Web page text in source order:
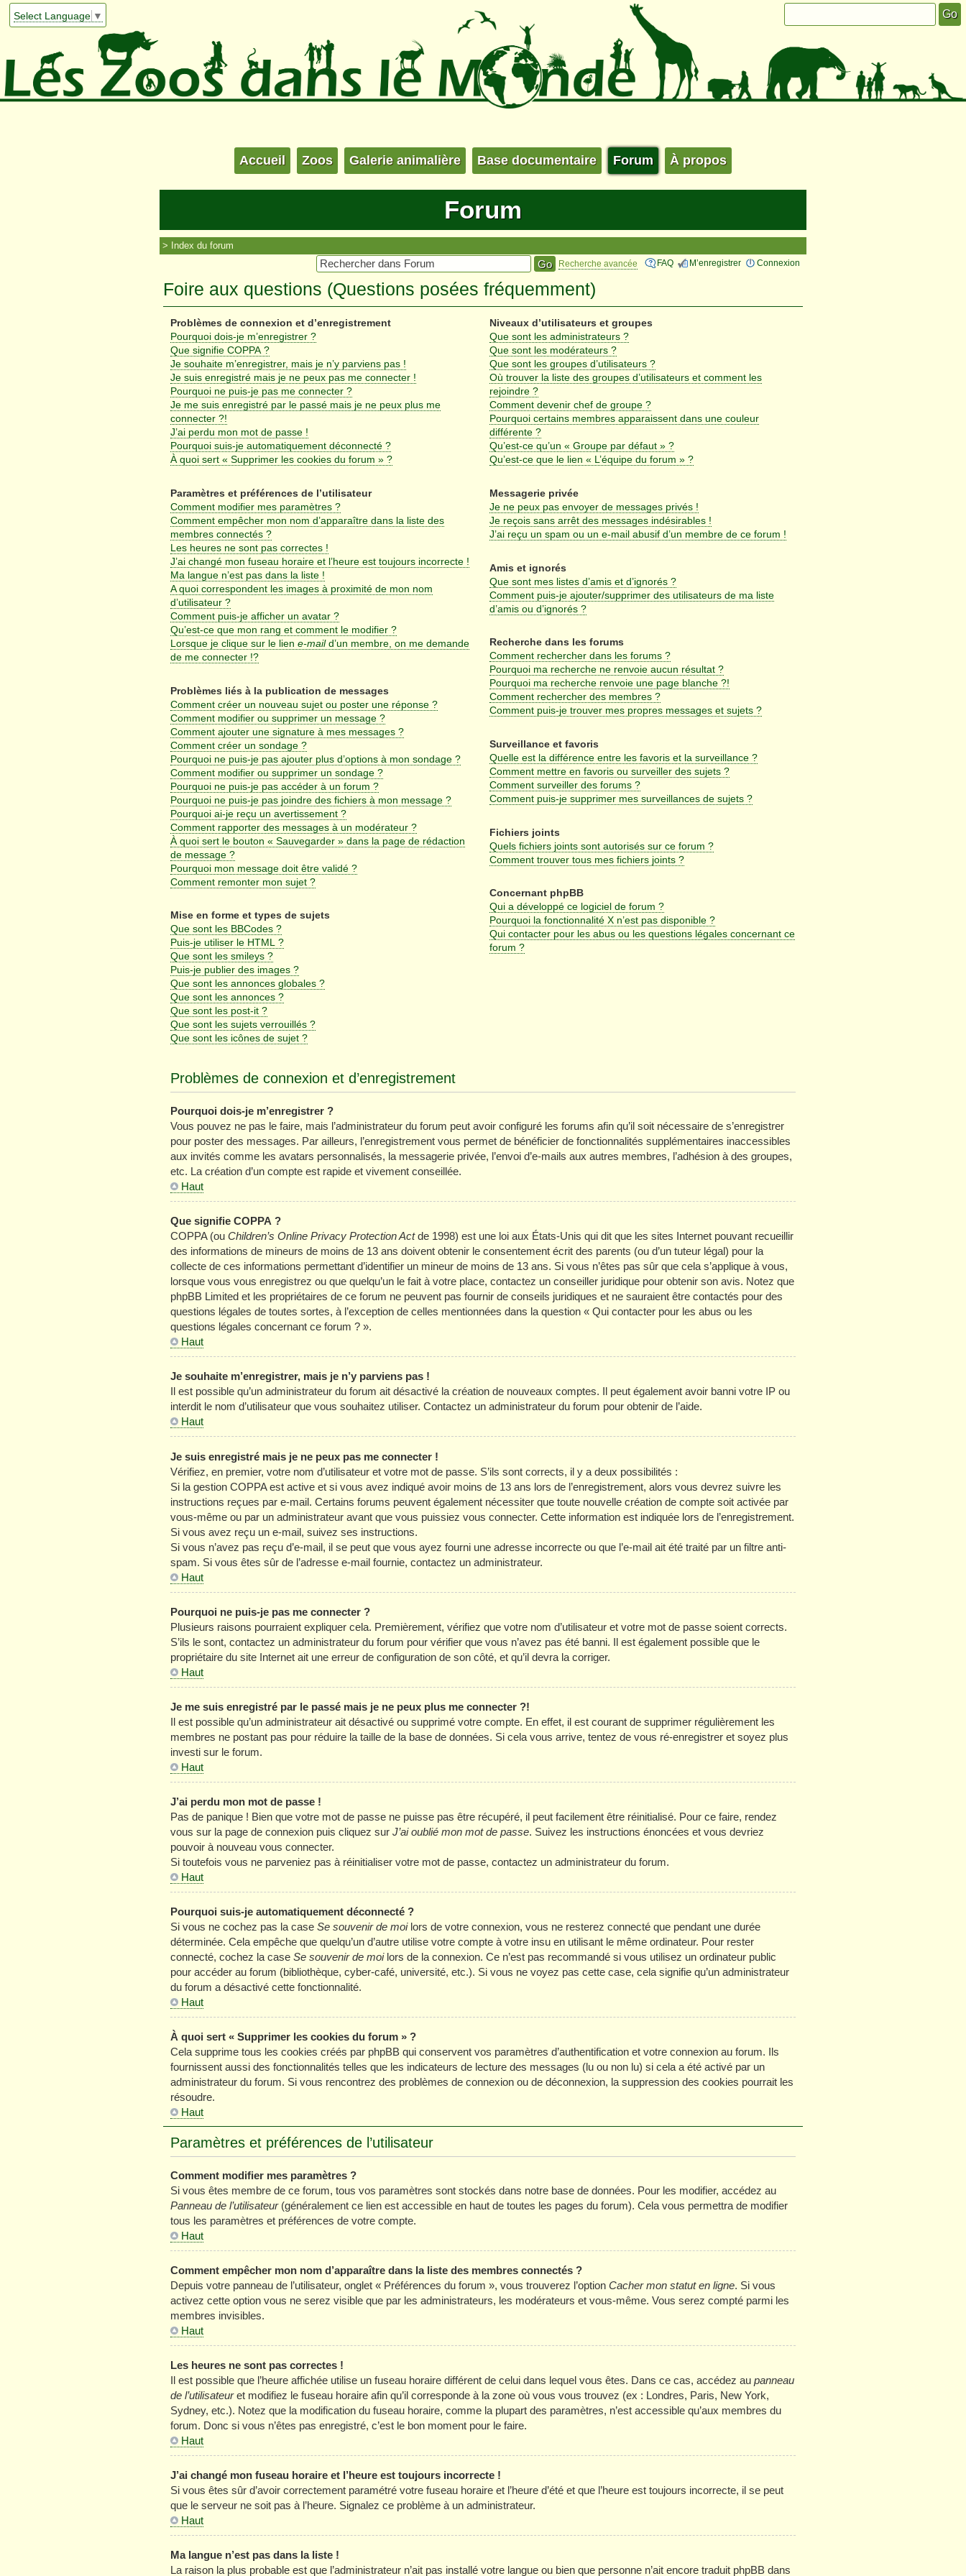
Select Language ▼
Accueil Zoos Galerie animalière Base documentaire Forum À propos
Forum
Index du forum
FAQ M’enregistrer Connexion
Recherche avancée
Foire aux questions (Questions posées fréquemment)
Problèmes de connexion et d’enregistrement
Pourquoi dois-je m’enregistrer ?
Que signifie COPPA ?
Je souhaite m’enregistrer, mais je n’y parviens pas !
Je suis enregistré mais je ne peux pas me connecter !
Pourquoi ne puis-je pas me connecter ?
Je me suis enregistré par le passé mais je ne peux plus me
connecter ?!
J’ai perdu mon mot de passe !
Pourquoi suis-je automatiquement déconnecté ?
À quoi sert « Supprimer les cookies du forum » ?
Paramètres et préférences de l’utilisateur
Comment modifier mes paramètres ?
Comment empêcher mon nom d’apparaître dans la liste des
membres connectés ?
Les heures ne sont pas correctes !
J’ai changé mon fuseau horaire et l’heure est toujours incorrecte !
Ma langue n’est pas dans la liste !
A quoi correspondent les images à proximité de mon nom
d’utilisateur ?
Comment puis-je afficher un avatar ?
Qu’est-ce que mon rang et comment le modifier ?
Lorsque je clique sur le lien e-maild’un membre, on me demande
de me connecter !?
Problèmes liés à la publication de messages
Comment créer un nouveau sujet ou poster une réponse ?
Comment modifier ou supprimer un message ?
Comment ajouter une signature à mes messages ?
Comment créer un sondage ?
Pourquoi ne puis-je pas ajouter plus d’options à mon sondage ?
Comment modifier ou supprimer un sondage ?
Pourquoi ne puis-je pas accéder à un forum ?
Pourquoi ne puis-je pas joindre des fichiers à mon message ?
Pourquoi ai-je reçu un avertissement ?
Comment rapporter des messages à un modérateur ?
À quoi sert le bouton « Sauvegarder » dans la page de rédaction
de message ?
Pourquoi mon message doit être validé ?
Comment remonter mon sujet ?
Mise en forme et types de sujets
Que sont les BBCodes ?
Puis-je utiliser le HTML ?
Que sont les smileys ?
Puis-je publier des images ?
Que sont les annonces globales ?
Que sont les annonces ?
Que sont les post-it ?
Que sont les sujets verrouillés ?
Que sont les icônes de sujet ?
Niveaux d’utilisateurs et groupes
Que sont les administrateurs ?
Que sont les modérateurs ?
Que sont les groupes d’utilisateurs ?
Où trouver la liste des groupes d’utilisateurs et comment les
rejoindre ?
Comment devenir chef de groupe ?
Pourquoi certains membres apparaissent dans une couleur
différente ?
Qu’est-ce qu’un « Groupe par défaut » ?
Qu’est-ce que le lien « L’équipe du forum » ?
Messagerie privée
Je ne peux pas envoyer de messages privés !
Je reçois sans arrêt des messages indésirables !
J’ai reçu un spam ou un e-mail abusif d’un membre de ce forum !
Amis et ignorés
Que sont mes listes d’amis et d’ignorés ?
Comment puis-je ajouter/supprimer des utilisateurs de ma liste
d’amis ou d’ignorés ?
Recherche dans les forums
Comment rechercher dans les forums ?
Pourquoi ma recherche ne renvoie aucun résultat ?
Pourquoi ma recherche renvoie une page blanche ?!
Comment rechercher des membres ?
Comment puis-je trouver mes propres messages et sujets ?
Surveillance et favoris
Quelle est la différence entre les favoris et la surveillance ?
Comment mettre en favoris ou surveiller des sujets ?
Comment surveiller des forums ?
Comment puis-je supprimer mes surveillances de sujets ?
Fichiers joints
Quels fichiers joints sont autorisés sur ce forum ?
Comment trouver tous mes fichiers joints ?
Concernant phpBB
Qui a développé ce logiciel de forum ?
Pourquoi la fonctionnalité X n’est pas disponible ?
Qui contacter pour les abus ou les questions légales concernant ce
forum ?
Problèmes de connexion et d’enregistrement
Pourquoi dois-je m’enregistrer ?
Vous pouvez ne pas le faire, mais l’administrateur du forum peut avoir configuré les forums afin qu’il soit nécessaire de s’enregistrer
pour poster des messages. Par ailleurs, l’enregistrement vous permet de bénéficier de fonctionnalités supplémentaires inaccessibles
aux invités comme les avatars personnalisés, la messagerie privée, l’envoi d’e-mails aux autres membres, l’adhésion à des groupes,
etc. La création d’un compte est rapide et vivement conseillée.
Haut
Que signifie COPPA ?
COPPA (ou Children’s Online Privacy Protection Actde 1998) est une loi aux États-Unis qui dit que les sites Internet pouvant recueillir
des informations de mineurs de moins de 13 ans doivent obtenir le consentement écrit des parents (ou d’un tuteur légal) pour la
collecte de ces informations permettant d’identifier un mineur de moins de 13 ans. Si vous n’êtes pas sûr que cela s’applique à vous,
lorsque vous vous enregistrez ou que quelqu’un le fait à votre place, contactez un conseiller juridique pour obtenir son avis. Notez que
phpBB Limited et les propriétaires de ce forum ne peuvent pas fournir de conseils juridiques et ne sauraient être contactés pour des
questions légales de toutes sortes, à l’exception de celles mentionnées dans la question « Qui contacter pour les abus ou les
questions légales concernant ce forum ? ».
Haut
Je souhaite m’enregistrer, mais je n’y parviens pas !
Il est possible qu’un administrateur du forum ait désactivé la création de nouveaux comptes. Il peut également avoir banni votre IP ou
interdit le nom d’utilisateur que vous souhaitez utiliser. Contactez un administrateur du forum pour obtenir de l’aide.
Haut
Je suis enregistré mais je ne peux pas me connecter !
Vérifiez, en premier, votre nom d’utilisateur et votre mot de passe. S’ils sont corrects, il y a deux possibilités :
Si la gestion COPPA est active et si vous avez indiqué avoir moins de 13 ans lors de l’enregistrement, alors vous devrez suivre les
instructions reçues par e-mail. Certains forums peuvent également nécessiter que toute nouvelle création de compte soit activée par
vous-même ou par un administrateur avant que vous puissiez vous connecter. Cette information est indiquée lors de l’enregistrement.
Si vous avez reçu un e-mail, suivez ses instructions.
Si vous n’avez pas reçu d’e-mail, il se peut que vous ayez fourni une adresse incorrecte ou que l’e-mail ait été traité par un filtre anti-
spam. Si vous êtes sûr de l’adresse e-mail fournie, contactez un administrateur.
Haut
Pourquoi ne puis-je pas me connecter ?
Plusieurs raisons pourraient expliquer cela. Premièrement, vérifiez que votre nom d’utilisateur et votre mot de passe soient corrects.
S’ils le sont, contactez un administrateur du forum pour vérifier que vous n’avez pas été banni. Il est également possible que le
propriétaire du site Internet ait une erreur de configuration de son côté, et qu’il devra la corriger.
Haut
Je me suis enregistré par le passé mais je ne peux plus me connecter ?!
Il est possible qu’un administrateur ait désactivé ou supprimé votre compte. En effet, il est courant de supprimer régulièrement les
membres ne postant pas pour réduire la taille de la base de données. Si cela vous arrive, tentez de vous ré-enregistrer et soyez plus
investi sur le forum.
Haut
J’ai perdu mon mot de passe !
Pas de panique ! Bien que votre mot de passe ne puisse pas être récupéré, il peut facilement être réinitialisé. Pour ce faire, rendez
vous sur la page de connexion puis cliquez sur J’ai oublié mon mot de passe. Suivez les instructions énoncées et vous devriez
pouvoir à nouveau vous connecter.
Si toutefois vous ne parveniez pas à réinitialiser votre mot de passe, contactez un administrateur du forum.
Haut
Pourquoi suis-je automatiquement déconnecté ?
Si vous ne cochez pas la case Se souvenir de moilors de votre connexion, vous ne resterez connecté que pendant une durée
déterminée. Cela empêche que quelqu’un d’autre utilise votre compte à votre insu en utilisant le même ordinateur. Pour rester
connecté, cochez la case Se souvenir de moilors de la connexion. Ce n’est pas recommandé si vous utilisez un ordinateur public
pour accéder au forum (bibliothèque, cyber-café, université, etc.). Si vous ne voyez pas cette case, cela signifie qu’un administrateur
du forum a désactivé cette fonctionnalité.
Haut
À quoi sert « Supprimer les cookies du forum » ?
Cela supprime tous les cookies créés par phpBB qui conservent vos paramètres d’authentification et votre connexion au forum. Ils
fournissent aussi des fonctionnalités telles que les indicateurs de lecture des messages (lu ou non lu) si cela a été activé par un
administrateur du forum. Si vous rencontrez des problèmes de connexion ou de déconnexion, la suppression des cookies pourrait les
résoudre.
Haut
Paramètres et préférences de l’utilisateur
Comment modifier mes paramètres ?
Si vous êtes membre de ce forum, tous vos paramètres sont stockés dans notre base de données. Pour les modifier, accédez au
Panneau de l’utilisateur(généralement ce lien est accessible en haut de toutes les pages du forum). Cela vous permettra de modifier
tous les paramètres et préférences de votre compte.
Haut
Comment empêcher mon nom d’apparaître dans la liste des membres connectés ?
Depuis votre panneau de l’utilisateur, onglet « Préférences du forum », vous trouverez l’option Cacher mon statut en ligne. Si vous
activez cette option vous ne serez visible que par les administrateurs, les modérateurs et vous-même. Vous serez compté parmi les
membres invisibles.
Haut
Les heures ne sont pas correctes !
Il est possible que l’heure affichée utilise un fuseau horaire différent de celui dans lequel vous êtes. Dans ce cas, accédez au panneau
de l’utilisateuret modifiez le fuseau horaire afin qu’il corresponde à la zone où vous vous trouvez (ex : Londres, Paris, New York,
Sydney, etc.). Notez que la modification du fuseau horaire, comme la plupart des paramètres, n’est accessible qu’aux membres du
forum. Donc si vous n’êtes pas enregistré, c’est le bon moment pour le faire.
Haut
J’ai changé mon fuseau horaire et l’heure est toujours incorrecte !
Si vous êtes sûr d’avoir correctement paramétré votre fuseau horaire et l’heure d’été et que l’heure est toujours incorrecte, il se peut
que le serveur ne soit pas à l’heure. Signalez ce problème à un administrateur.
Haut
Ma langue n’est pas dans la liste !
La raison la plus probable est que l’administrateur n’ait pas installé votre langue ou bien que personne n’ait encore traduit phpBB dans